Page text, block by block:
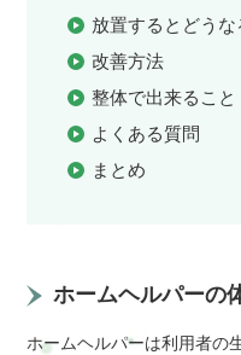
放置するとどうな
改善方法
整体で出来ること
よくある質問
まとめ
ホームヘルパーの
ホームヘルパーは利用者の